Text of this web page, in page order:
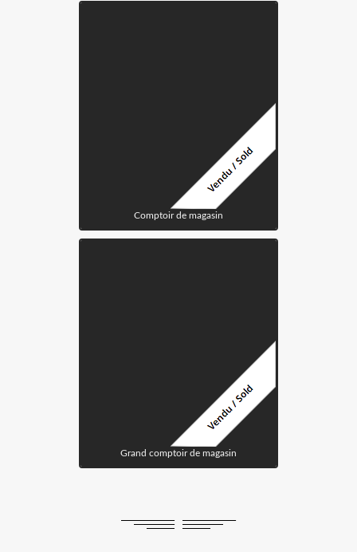
Comptoir de magasin
Grand comptoir de magasin